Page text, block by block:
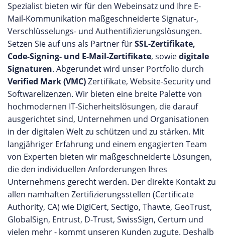
Spezialist bieten wir für den Webeinsatz und Ihre E-
Mail-Kommunikation maßgeschneiderte Signatur-,
Verschlüsselungs- und Authentifizierungslösungen.
Setzen Sie auf uns als Partner fürSSL-Zertifikate,
Code-Signing- und E-Mail-Zertifikate, sowiedigitale
Signaturen. Abgerundet wird unser Portfolio durch
Verified Mark (VMC)Zertifikate, Website-Security und
Softwarelizenzen. Wir bieten eine breite Palette von
hochmodernen IT-Sicherheitslösungen, die darauf
ausgerichtet sind, Unternehmen und Organisationen
in der digitalen Welt zu schützen und zu stärken. Mit
langjähriger Erfahrung und einem engagierten Team
von Experten bieten wir maßgeschneiderte Lösungen,
die den individuellen Anforderungen Ihres
Unternehmens gerecht werden. Der direkte Kontakt zu
allen namhaften Zertifizierungsstellen (Certificate
Authority, CA) wie DigiCert, Sectigo, Thawte, GeoTrust,
GlobalSign, Entrust, D-Trust, SwissSign, Certum und
vielen mehr - kommt unseren Kunden zugute. Deshalb